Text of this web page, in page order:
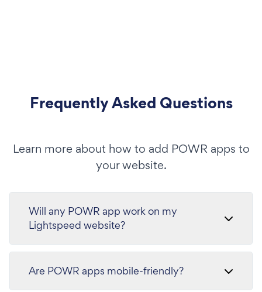
Frequently Asked Questions
Learn more about how to add POWR apps to
your website.
Will any POWR app work on my
Lightspeed website?
Are POWR apps mobile-friendly?